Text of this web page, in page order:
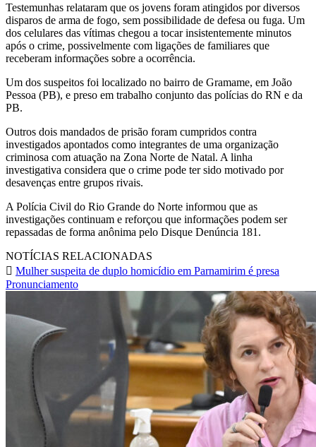
Testemunhas relataram que os jovens foram atingidos por diversos
disparos de arma de fogo, sem possibilidade de defesa ou fuga. Um
dos celulares das vítimas chegou a tocar insistentemente minutos
após o crime, possivelmente com ligações de familiares que
receberam informações sobre a ocorrência.
Um dos suspeitos foi localizado no bairro de Gramame, em João
Pessoa (PB), e preso em trabalho conjunto das polícias do RN e da
PB.
Outros dois mandados de prisão foram cumpridos contra
investigados apontados como integrantes de uma organização
criminosa com atuação na Zona Norte de Natal. A linha
investigativa considera que o crime pode ter sido motivado por
desavenças entre grupos rivais.
A Polícia Civil do Rio Grande do Norte informou que as
investigações continuam e reforçou que informações podem ser
repassadas de forma anônima pelo Disque Denúncia 181.
NOTÍCIAS RELACIONADAS
Mulher suspeita de duplo homicídio em Parnamirim é presa
Pronunciamento